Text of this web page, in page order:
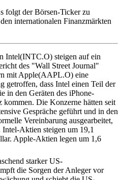
folgt der Börsen-Ticker zu
internationalen Finanzmärkten
Intel(INTC.O) steigen auf ein
des "Wall Street Journal"
mit Apple(AAPL.O) eine
getroffen, dass Intel einen Teil der
in den Geräten des iPhone-
kommen. Die Konzerne hätten seit
Gespräche geführt und in den
Vereinbarung ausgearbeitet,
Aktien steigen um 19,1
Apple-Aktien legen um 1,6
starker US-
die Sorgen der Anleger vor